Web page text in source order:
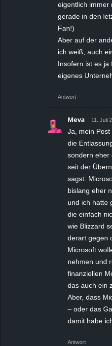
eigentlich immer
gerade in den
Fan!)
Aber auf der
ich weiß, auch
Insofern ist es ja
eigenes
Antwort
Meva 11. Juli
Ja, mein
die
sondern eher
seit der
sagst:
bislang eher
und ich hatte
die einfach
wie Blizzard
derart gegen
Microsoft
nehmen und
finanziellen
das auch ein
Aber, dass
– oder das
damit habe
Antwort